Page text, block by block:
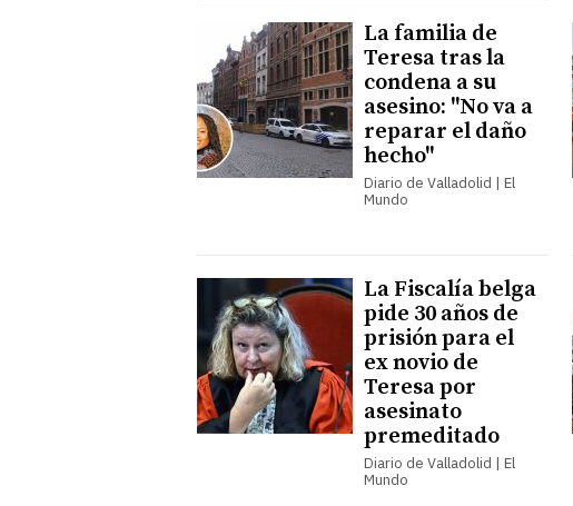
La familia de
Teresa tras la
condena a su
asesino: "No va a
reparar el daño
hecho"
Diario de Valladolid | El
Mundo
La Fiscalía belga
pide 30 años de
prisión para el
ex novio de
Teresa por
asesinato
premeditado
Diario de Valladolid | El
Mundo